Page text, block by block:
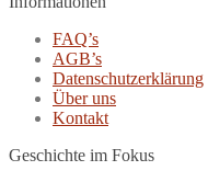
FAQ’s
AGB’s
Datenschutzerklärung
Über uns
Kontakt
Geschichte im Fokus